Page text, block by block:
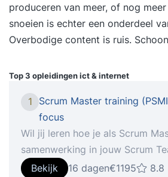
produceren van meer, of nog
snoeien is echter een onderdeel
Overbodige content is ruis.
Top 3 opleidingenict & internet
1
Scrum Master training
focus
Wil jij leren hoe je als Scrum
samenwerking in jouw Scrum
lopen? In deze 2-daagse
Bekijk 16 dagen€1195 8.8